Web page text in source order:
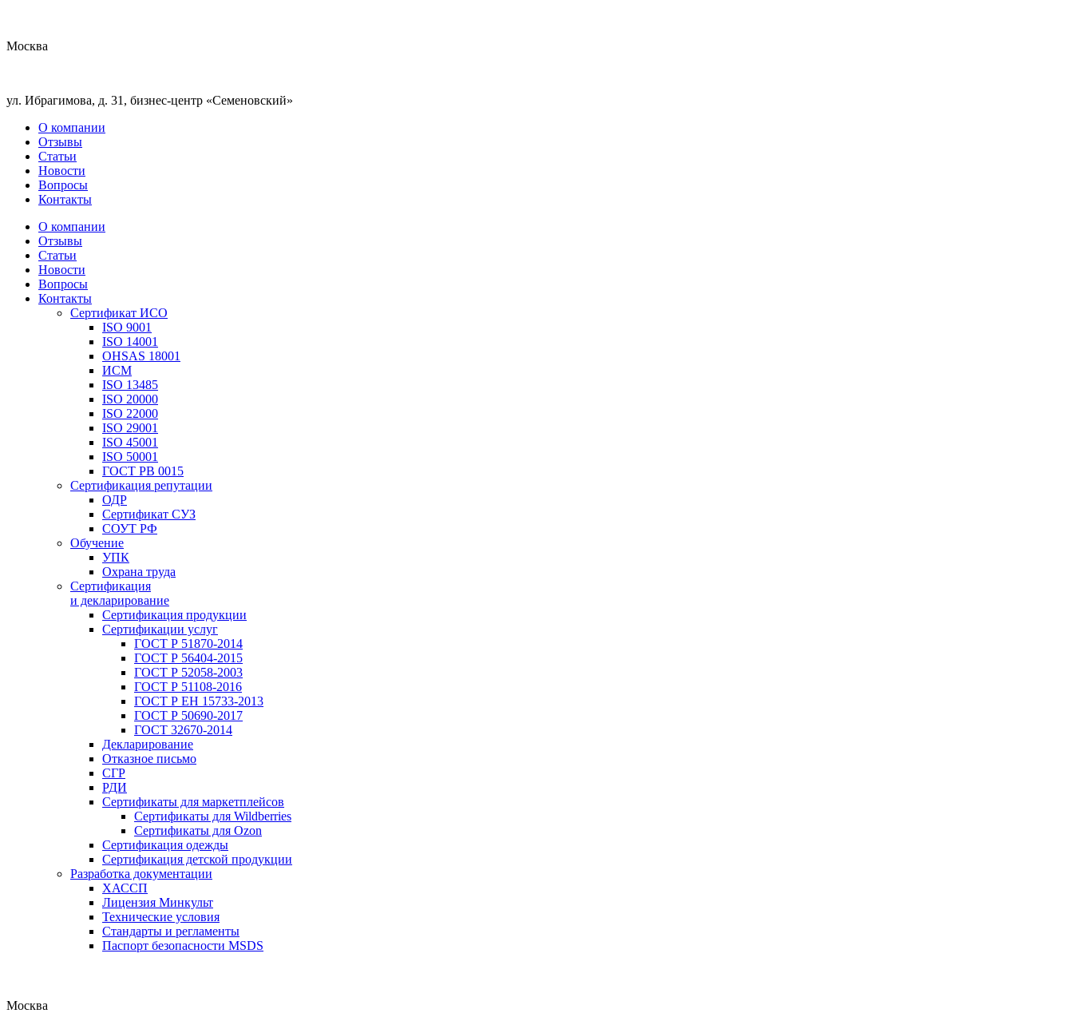
Москва
ул. Ибрагимова, д. 31, бизнес-центр «Семеновский»
О компании
Отзывы
Статьи
Новости
Вопросы
Контакты
О компании
Отзывы
Статьи
Новости
Вопросы
Контакты
Сертификат ИСО
ISO 9001
ISO 14001
OHSAS 18001
ИСМ
ISO 13485
ISO 20000
ISO 22000
ISO 29001
ISO 45001
ISO 50001
ГОСТ РВ 0015
Сертификация репутации
ОДР
Сертификат СУЗ
СОУТ РФ
Обучение
УПК
Охрана труда
Сертификация
и декларирование
Сертификация продукции
Сертификации услуг
ГОСТ Р 51870-2014
ГОСТ Р 56404-2015
ГОСТ Р 52058-2003
ГОСТ Р 51108-2016
ГОСТ Р ЕН 15733-2013
ГОСТ Р 50690-2017
ГОСТ 32670-2014
Декларирование
Отказное письмо
СГР
РДИ
Сертификаты для маркетплейсов
Сертификаты для Wildberries
Сертификаты для Ozon
Сертификация одежды
Сертификация детской продукции
Разработка документации
ХАССП
Лицензия Минкульт
Технические условия
Стандарты и регламенты
Паспорт безопасности MSDS
Москва